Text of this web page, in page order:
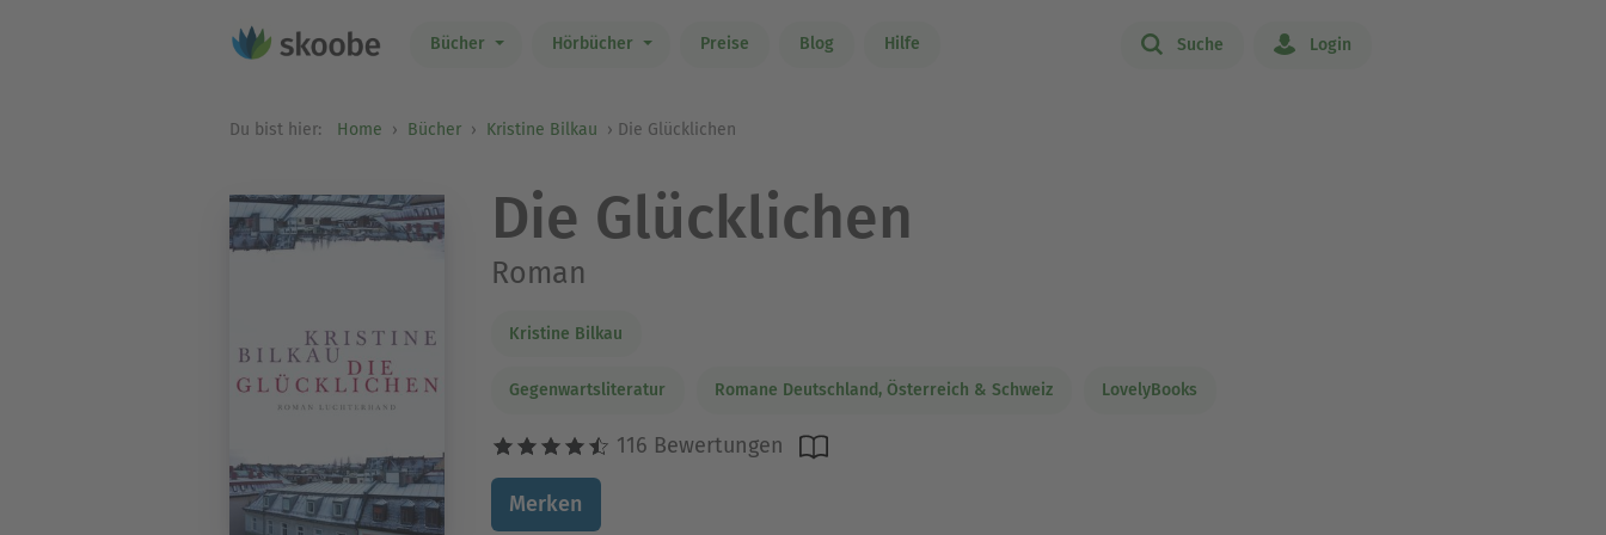
Bücher Hörbücher Preise Blog Hilfe Suche Login
Du bist hier: Home Bücher Kristine Bilkau Die Glücklichen
Die Glücklichen
Roman
Kristine Bilkau
Gegenwartsliteratur Romane Deutschland, Österreich & Schweiz LovelyBooks
116 Bewertungen
Merken